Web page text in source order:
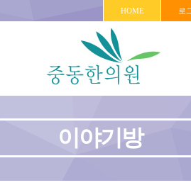
HOME 로
이야기방